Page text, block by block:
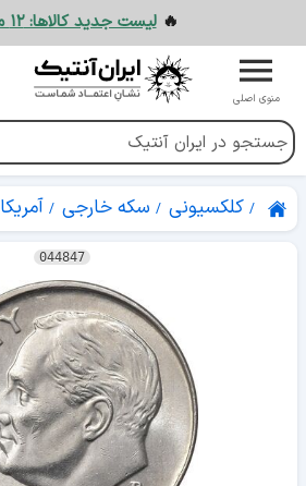
🔥لیست جدید کالاها: ۱۲ مرداد
منوی اصلی
کلکسیونی سکه خارجی آمریکا
044847